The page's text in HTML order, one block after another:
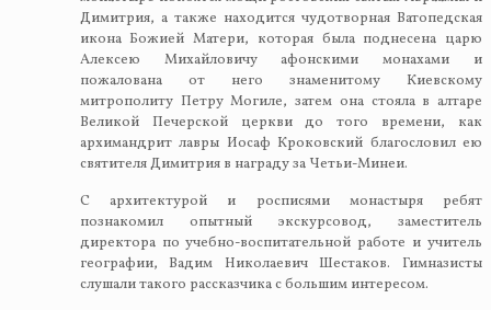
Димитрия, а также находится чудотворная Ватопедская
икона Божией Матери, которая была поднесена царю
Алексею Михайловичу афонскими монахами и
пожалована от него знаменитому Киевскому
митрополиту Петру Могиле, затем она стояла в алтаре
Великой Печерской церкви до того времени, как
архимандрит лавры Иосаф Кроковский благословил ею
святителя Димитрия в награду за Четьи-Минеи.
С архитектурой и росписями монастыря ребят
познакомил опытный экскурсовод, заместитель
директора по учебно-воспитательной работе и учитель
географии, Вадим Николаевич Шестаков. Гимназисты
слушали такого рассказчика с большим интересом.